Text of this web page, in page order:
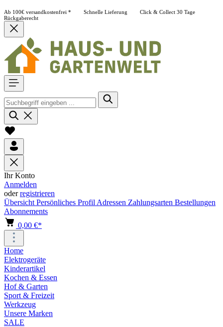
Ab 100€ versandkostenfrei * Schnelle Lieferung Click & Collect 30 Tage
Rückgaberecht
Ihr Konto
Anmelden
oderregistrieren
Übersicht Persönliches Profil Adressen Zahlungsarten Bestellungen
Abonnements
0,00 €*
Home
Elektrogeräte
Kinderartikel
Kochen & Essen
Hof & Garten
Sport & Freizeit
Werkzeug
Unsere Marken
SALE